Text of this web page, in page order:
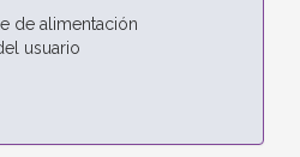
de alimentación
usuario